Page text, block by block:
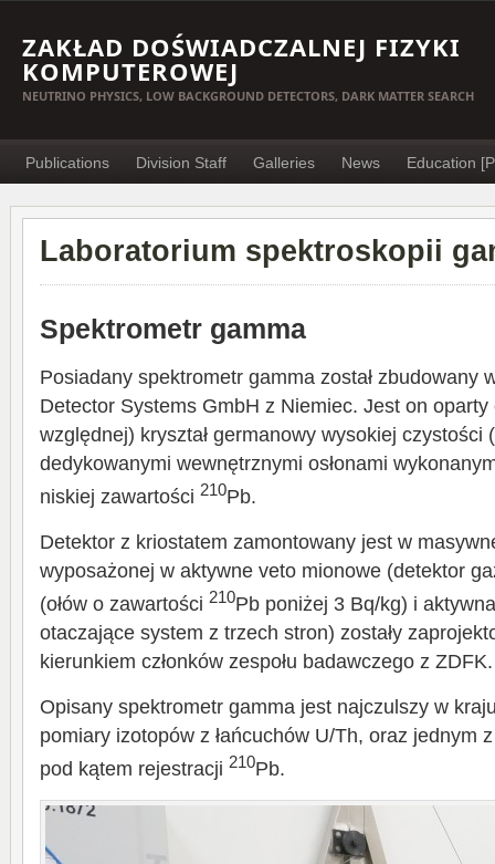
ZAKŁAD DOŚWIADCZALNEJ FIZYKI
KOMPUTEROWEJ
NEUTRINO PHYSICS, LOW BACKGROUND DETECTORS, DARK MATTER SEARCH
Publications Division Staff Galleries News Education
Laboratorium spektroskopii
Spektrometr gamma
Posiadany spektrometr gamma został zbudowany
Detector Systems GmbH z Niemiec. Jest on
względnej) kryształ germanowy wysokiej czystości
dedykowanymi wewnętrznymi osłonami
niskiej zawartości 210Pb.
Detektor z kriostatem zamontowany jest w
wyposażonej w aktywne veto mionowe (detektor
(ołów o zawartości 210Pb poniżej 3 Bq/kg) i
otaczające system z trzech stron) zostały
kierunkiem członków zespołu badawczego z ZDFK.
Opisany spektrometr gamma jest najczulszy w
pomiary izotopów z łańcuchów U/Th, oraz jednym
pod kątem rejestracji 210Pb.